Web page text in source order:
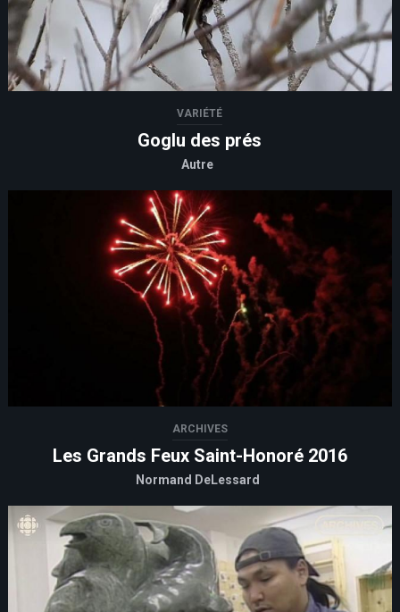
VARIÉTÉ
Goglu des prés
Autre
ARCHIVES
Les Grands Feux Saint-Honoré 2016
Normand DeLessard